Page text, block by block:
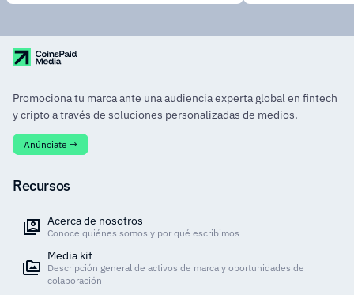
Promociona tu marca ante una audiencia experta global en fintech
y cripto a través de soluciones personalizadas de medios.
Anúnciate →
Recursos
Acerca de nosotros
Conoce quiénes somos y por qué escribimos
Media kit
Descripción general de activos de marca y oportunidades de
colaboración